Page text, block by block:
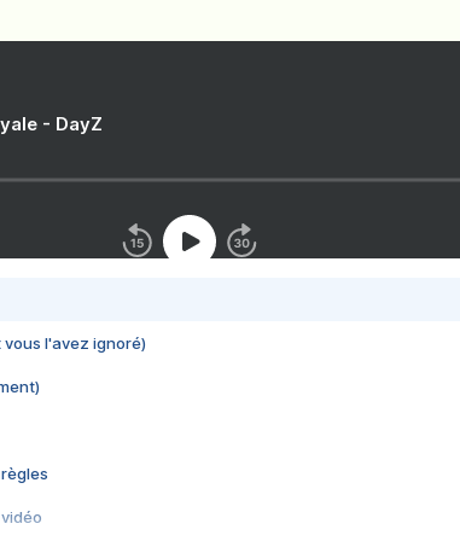
- DayZ
vous l'avez ignoré)